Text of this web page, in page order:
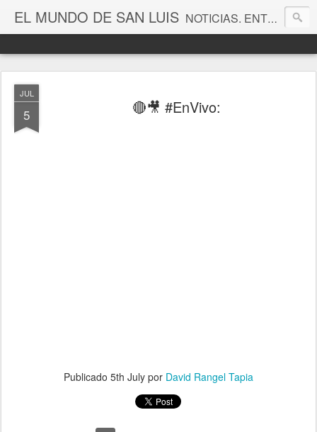
EL MUNDO DE SAN LUIS NOTICIAS. ENTRETENIMIENTO. EDITORIALES. CANAL DE VÍDEOS. GALERÍA DE FOTOGRAFÍAS.
JUL
5 🔴🎥 #EnVivo:
Publicado 5th July por David Rangel Tapia